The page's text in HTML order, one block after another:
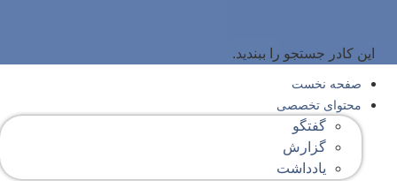
این کادر جستجو را ببندید.
صفحه‌ نخست
محتوای‌ تخصصی
گفتگو
گزارش
یادداشت